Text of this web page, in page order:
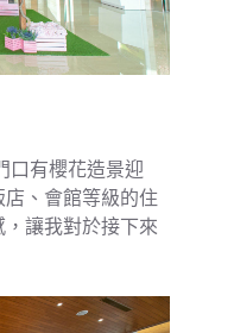
口有櫻花造景迎
、會館等級的住
讓我對於接下來